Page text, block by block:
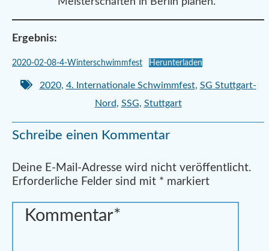
Ergebnis:
2020-02-08-4-Winterschwimmfest Herunterladen
2020, 4. Internationale Schwimmfest, SG Stuttgart-
Nord, SSG, Stuttgart
Schreibe einen Kommentar
Deine E-Mail-Adresse wird nicht veröffentlicht.
Erforderliche Felder sind mit * markiert